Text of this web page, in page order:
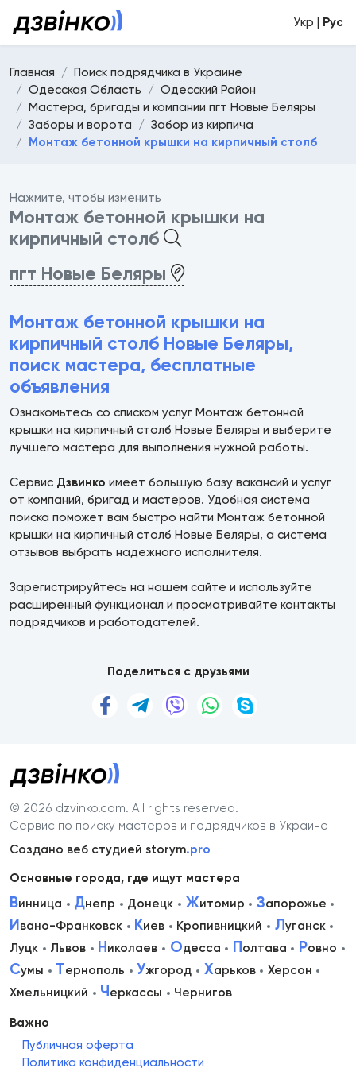
Укр | Рус
Главная
Поиск подрядчика в Украине
Одесская Область
Одесский Район
Мастера, бригады и компании пгт Новые Беляры
Заборы и ворота
Забор из кирпича
Монтаж бетонной крышки на кирпичный столб
Нажмите, чтобы изменить
Монтаж бетонной крышки на
кирпичный столб
пгт Новые Беляры
Монтаж бетонной крышки на
кирпичный столб Новые Беляры,
поиск мастера, бесплатные
объявления
Ознакомьтесь со списком услуг Монтаж бетонной
крышки на кирпичный столб Новые Беляры и выберите
лучшего мастера для выполнения нужной работы.
Сервис Дзвинко имеет большую базу вакансий и услуг
от компаний, бригад и мастеров. Удобная система
поиска поможет вам быстро найти Монтаж бетонной
крышки на кирпичный столб Новые Беляры, а система
отзывов выбрать надежного исполнителя.
Зарегистрируйтесь на нашем сайте и используйте
расширенный функционал и просматривайте контакты
подрядчиков и работодателей.
Поделиться с друзьями
© 2026 dzvinko.com. All rights reserved.
Сервис по поиску мастеров и подрядчиков в Украине
Создано веб студией storym.pro
Основные города, где ищут мастера
Винница Днепр Донецк Житомир Запорожье
Ивано-Франковск Киев Кропивницкий Луганск
Луцк
Львов Николаев Одесса Полтава Ровно
Сумы Тернополь Ужгород Харьков
Херсон
Хмельницкий
Черкассы Чернигов
Важно
Публичная оферта
Политика конфиденциальности